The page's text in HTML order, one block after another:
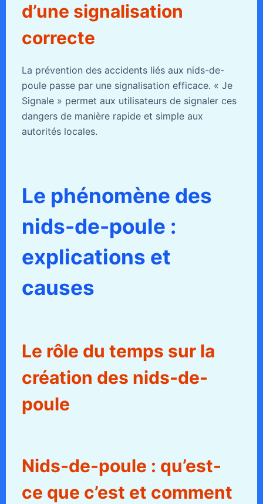
d’une signalisation
correcte
La prévention des accidents liés aux nids-de-
poule passe par une signalisation efficace. « Je
Signale » permet aux utilisateurs de signaler ces
dangers de manière rapide et simple aux
autorités locales.
Le phénomène des
nids-de-poule :
explications et
causes
Le rôle du temps sur la
création des nids-de-
poule
Nids-de-poule : qu’est-
ce que c’est et comment